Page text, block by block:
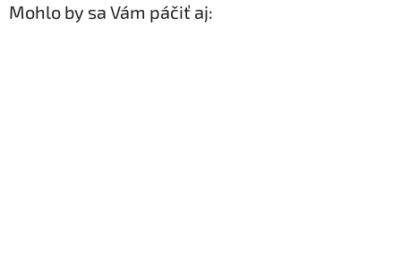
Mohlo by sa Vám páčiť aj: